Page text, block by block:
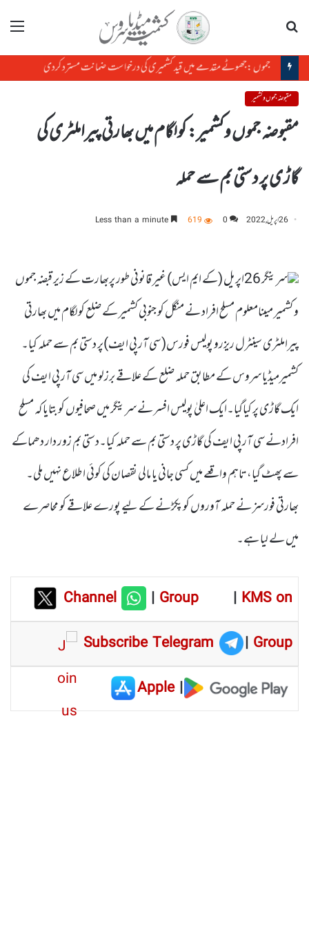
مینو
جموں :جھوٹے مقدمے میں قید کشمیری کی درخواست ضمانت مسترد کردی
مقبوضہ جموں و کشمیر
مقبوضہ جموں وکشمیر: کولگام میں بھارتی پیراملٹری کی
گاڑی پر دستی بم سے حملہ
26 اپریل, 2022 0
619
سرینگر 26اپریل (کے ایم ایس) غیر قانونی طور پربھارت کے زیر قبضہ جموں
و کشمیر میںنامعلوم مسلح افراد نے منگل کو جنوبی کشمیر کے ضلع کولگام میں بھارتی
پیراملٹری سینٹرل ریزرو پولیس فورس( سی آر پی ایف)پر دستی بم سے حملہ کیا۔
کشمیرمیڈیا سروس کے مطابق حملہ ضلع کے علاقے برزلو میں سی آر پی ایف کی
ایک گاڑی پر کیاگیا۔ایک اعلیٰ پولیس افسر نے سرینگر میں صحافیوں کو بتایا کہ مسلح
افرادنے سی آر پی ایف کی گاڑی پر دستی بم سے حملہ کیا۔دستی بم زور دار دھماکے
سے پھٹ گیا، تاہم واقعے میں کسی جانی یا مالی نقصان کی کوئی اطلاع نہیں ملی۔
بھارتی فورسز نے حملہ آوروں کو پکڑنے کے لیے پورے علاقے کو محاصرے
میں لے لیا ہے۔
Channel |Group | KMS on
Subscribe Telegram
| Group
|
Apple